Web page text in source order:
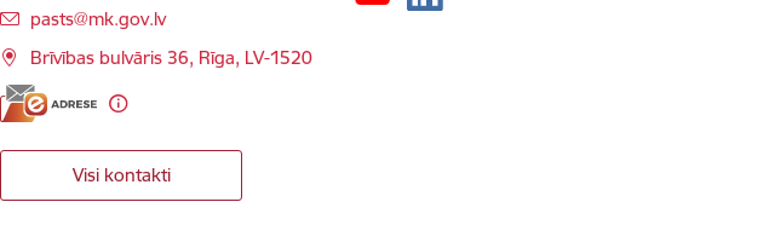
E-pasts:
pasts@mk.gov.lv
Brīvības bulvāris 36, Rīga, LV-1520
Visi kontakti